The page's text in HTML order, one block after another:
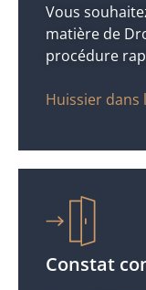
Vous
matière de
procédure
Huissier dans
Constat